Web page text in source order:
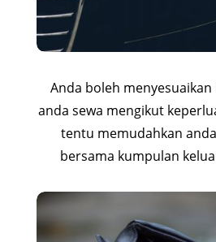
Anda boleh
anda sewa mengikut
tentu memudahkan
bersama kumpulan